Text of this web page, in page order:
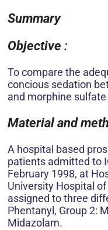
Summary
Objective :
To compare the
concious sedation
and morphine
Material and
A hospital based
patients admitted to
February 1998, at
University Hospital
assigned to three
Phentanyl, Group 2:
Midazolam.